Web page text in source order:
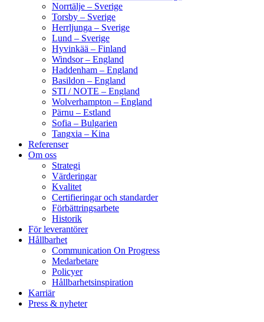
Norrtälje – Sverige
Torsby – Sverige
Herrljunga – Sverige
Lund – Sverige
Hyvinkää – Finland
Windsor – England
Haddenham – England
Basildon – England
STI / NOTE – England
Wolverhampton – England
Pärnu – Estland
Sofia – Bulgarien
Tangxia – Kina
Referenser
Om oss
Strategi
Värderingar
Kvalitet
Certifieringar och standarder
Förbättringsarbete
Historik
För leverantörer
Hållbarhet
Communication On Progress
Medarbetare
Policyer
Hållbarhetsinspiration
Karriär
Press & nyheter